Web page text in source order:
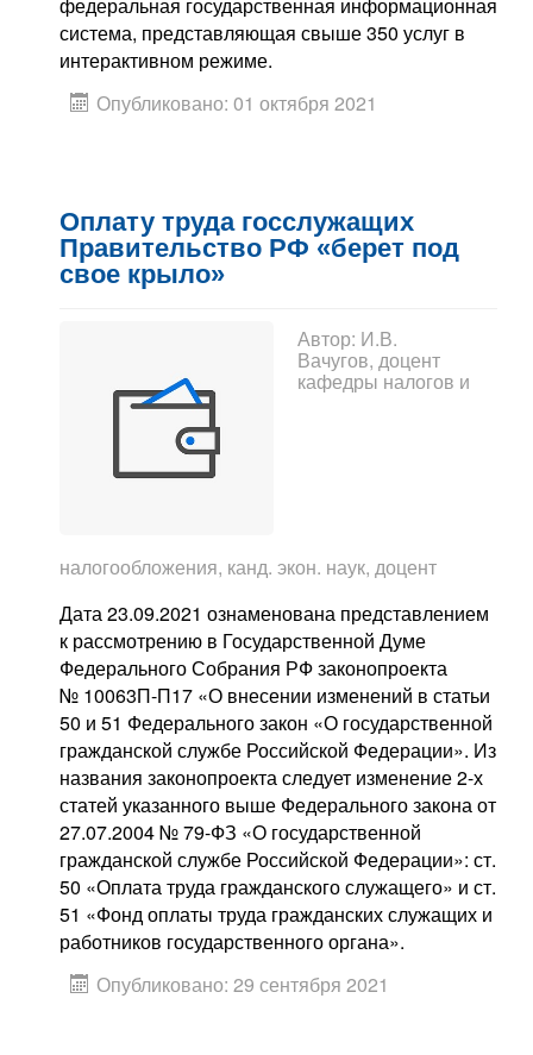
федеральная государственная информационная
система, представляющая свыше 350 услуг в
интерактивном режиме.
Опубликовано: 01 октября 2021
Оплату труда госслужащих
Правительство РФ «берет под
свое крыло»
Автор: И.В.
Вачугов, доцент
кафедры налогов и
налогообложения, канд. экон. наук, доцент
Дата 23.09.2021 ознаменована представлением
к рассмотрению в Государственной Думе
Федерального Собрания РФ законопроекта
№ 10063П-П17 «О внесении изменений в статьи
50 и 51 Федерального закон «О государственной
гражданской службе Российской Федерации». Из
названия законопроекта следует изменение 2-х
статей указанного выше Федерального закона от
27.07.2004 № 79-ФЗ «О государственной
гражданской службе Российской Федерации»: ст.
50 «Оплата труда гражданского служащего» и ст.
51 «Фонд оплаты труда гражданских служащих и
работников государственного органа».
Опубликовано: 29 сентября 2021